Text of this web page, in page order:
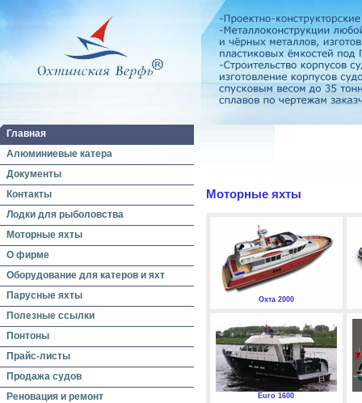
Главная
Алюминиевые катера
Документы
Контакты
Лодки для рыболовства
Моторные яхты
О фирме
Оборудование для катеров и яхт
Парусные яхты
Полезные ссылки
Понтоны
Прайс-листы
Продажа судов
Реновация и ремонт
Моторные яхты
Охта 2000
Euro 1600